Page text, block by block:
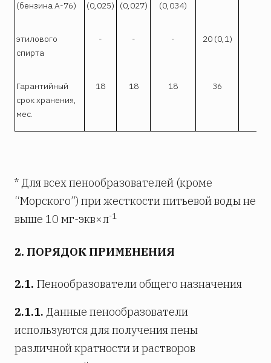
(бензина А-76)
(0,025)
(0,027)
(0,034)
этилового
спирта
- - - 20 (0,1)
Гарантийный
срок хранения,
мес.
18 18 18 36
* Для всех пенообразователей (кроме
“Морского”) при жесткости питьевой воды не
выше 10 мг-экв×л-1
2. ПОРЯДОК ПРИМЕНЕНИЯ
2.1. Пенообразователи общего назначения
2.1.1. Данные пенообразователи
используются для получения пены
различной кратности и растворов